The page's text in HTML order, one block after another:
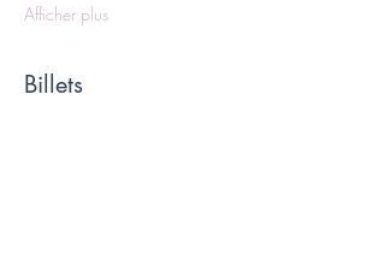
Afficher plus
Billets